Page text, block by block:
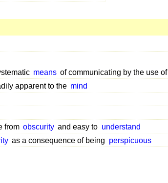
means of communicating by the use of
apparent to the mind
from obscurity and easy to understand
as a consequence of being perspicuous